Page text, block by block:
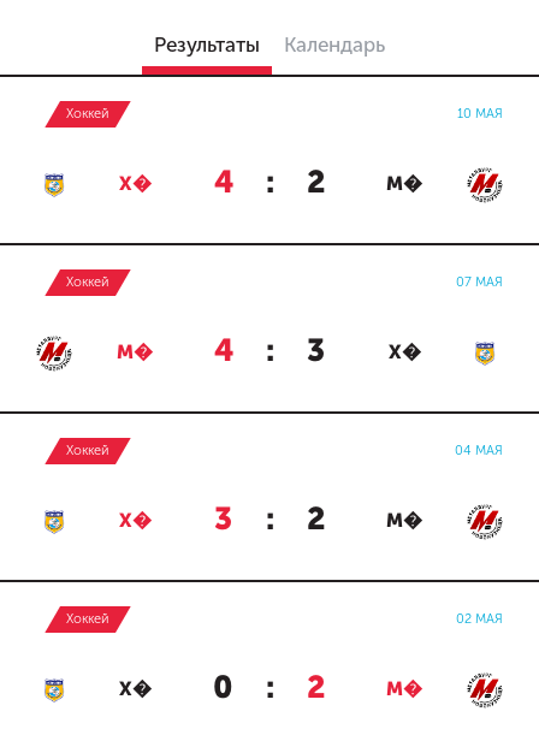
Результаты Календарь
Хоккей 10 МАЯ
Х� 4 : 2 М�
Хоккей 07 МАЯ
М� 4 : 3 Х�
Хоккей 04 МАЯ
Х� 3 : 2 М�
Хоккей 02 МАЯ
Х� 0 : 2 М�